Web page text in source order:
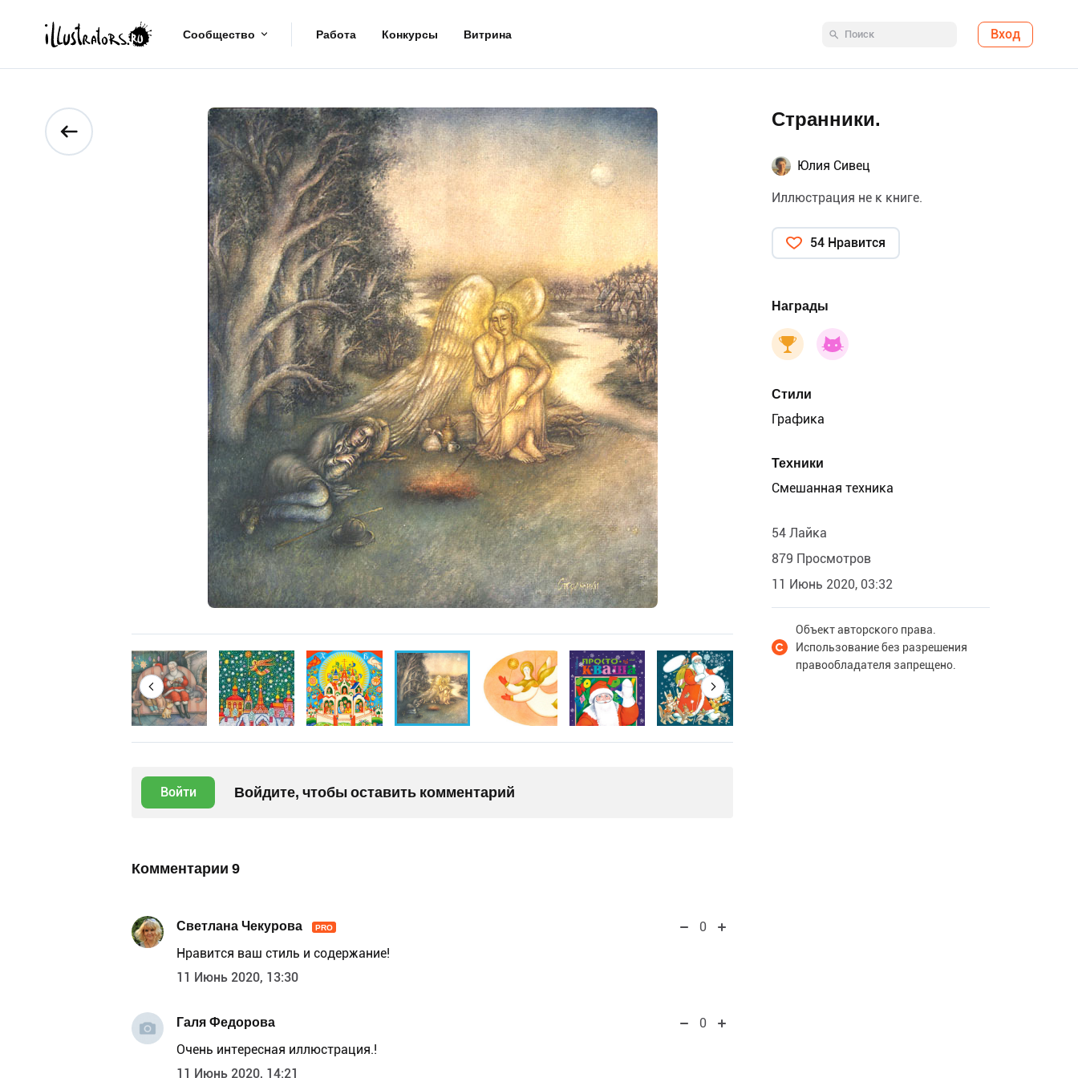
Сообщество Работа Конкурсы Витрина Вход
Войти Войдите, чтобы оставить комментарий
Комментарии 9
Светлана Чекурова PRO
0
Нравится ваш стиль и содержание!
11 Июнь 2020, 13:30
Галя Федорова
0
Очень интересная иллюстрация.!
11 Июнь 2020, 14:21
Странники.
Юлия Сивец
Иллюстрация не к книге.
54 Нравится
Награды
Стили
Графика
Техники
Смешанная техника
54 Лайка
879 Просмотров
11 Июнь 2020, 03:32
Объект авторского права.
Использование без разрешения
правообладателя запрещено.